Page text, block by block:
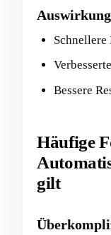
Schnellere
Bessere
Häufige
gilt